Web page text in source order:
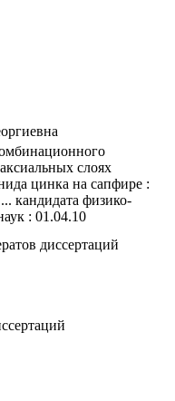
слоях
цинка на сапфире :
кандидата физико-
: 01.04.10
диссертаций